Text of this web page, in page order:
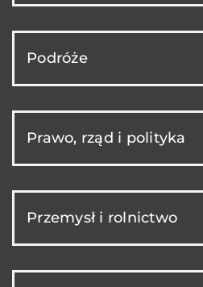
Podróże
Prawo, rząd i polityka
Przemysł i rolnictwo